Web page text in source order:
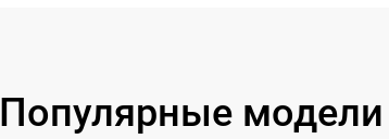
Популярные